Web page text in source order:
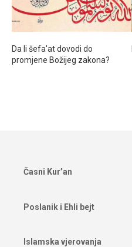
Da li šefa'at dovodi do
promjene Božijeg zakona?
Časni Kur’an
Poslanik i Ehli bejt
Islamska vjerovanja